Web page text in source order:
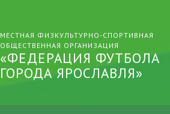
МЕСТНАЯ ФИЗКУЛЬТУРНО-СПОРТИВНАЯ
ОБЩЕСТВЕННАЯ ОРГАНИЗАЦИЯ
«ФЕДЕРАЦИЯ ФУТБОЛА
ГОРОДА ЯРОСЛАВЛЯ»